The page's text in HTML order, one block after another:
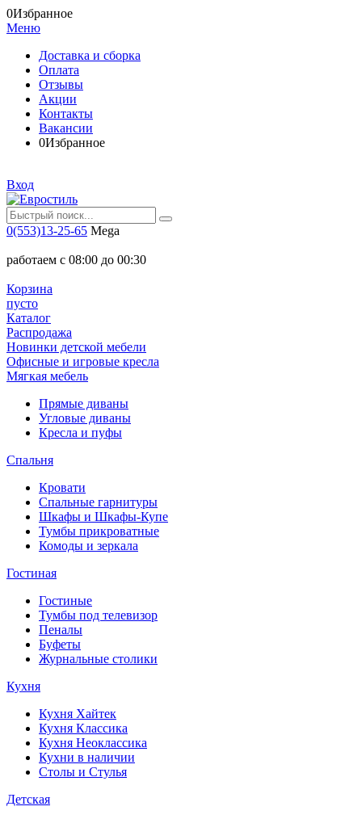
0Избранное
Меню
Доставка и сборка
Оплата
Отзывы
Акции
Контакты
Вакансии
0Избранное
Вход
0(553)13-25-65 Mega
работаем с 08:00 до 00:30
Корзина
пусто
Каталог
Распродажа
Новинки детской мебели
Офисные и игровые кресла
Мягкая мебель
Прямые диваны
Угловые диваны
Кресла и пуфы
Спальня
Кровати
Спальные гарнитуры
Шкафы и Шкафы-Купе
Тумбы прикроватные
Комоды и зеркала
Гостиная
Гостиные
Тумбы под телевизор
Пеналы
Буфеты
Журнальные столики
Кухня
Кухня Хайтек
Кухня Классика
Кухня Неоклассика
Кухни в наличии
Столы и Стулья
Детская